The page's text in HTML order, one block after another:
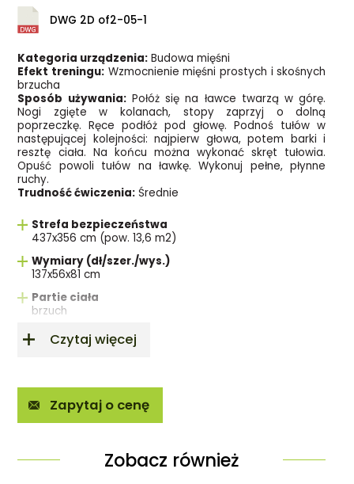
DWG 2D of2-05-1
Kategoria urządzenia: Budowa mięśni
Efekt treningu: Wzmocnienie mięśni prostych i skośnych
brzucha
Sposób używania:Połóż się na ławce twarzą w górę.
Nogi zgięte w kolanach, stopy zaprzyj o dolną
poprzeczkę. Ręce podłóż pod głowę. Podnoś tułów w
następującej kolejności: najpierw głowa, potem barki i
resztę ciała. Na końcu można wykonać skręt tułowia.
Opuść powoli tułów na ławkę. Wykonuj pełne, płynne
ruchy.
Trudność ćwiczenia: Średnie
Strefa bezpieczeństwa
437x356 cm (pow. 13,6 m2)
Wymiary (dł/szer./wys.)
137x56x81 cm
Partie ciała
brzuch
Czytaj więcej
Zapytaj o cenę
Zobacz również